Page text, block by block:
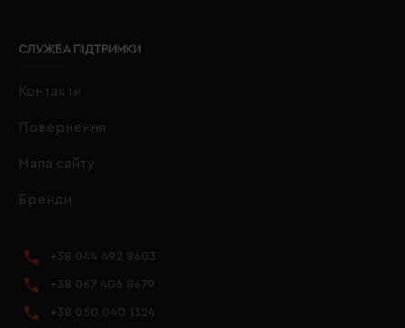
СЛУЖБА ПІДТРИМКИ
Контакти
Повернення
Мапа сайту
Бренди
+38 044 492 8603
+38 067 406 8679
+38 050 040 1324